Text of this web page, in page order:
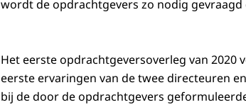
wordt de opdrachtgevers zo nodig
Het eerste opdrachtgeversoverleg van
eerste ervaringen van de twee directeuren
bij de door de opdrachtgevers